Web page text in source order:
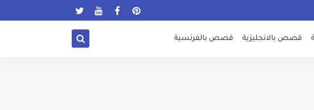
قصص بالانجليزية قصص بالفرنسية